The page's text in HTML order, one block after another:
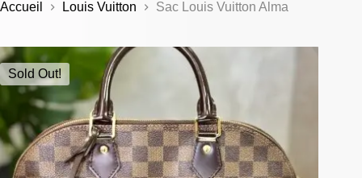
Accueil Louis Vuitton Sac Louis Vuitton Alma
Sold Out!